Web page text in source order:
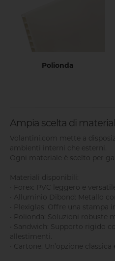
Polionda
Ampia scelta di
Volantini.com mette a
ambienti interni che esterni.
Ogni materiale è scelto per
Materiali disponibili:
• Forex: PVC leggero e
• Alluminio Dibond: Metallo
• Plexiglas: Offre una stampa
• Polionda: Soluzioni robuste
• Sandwich: Supporto rigido
allestimenti.
• Cartone: Un’opzione